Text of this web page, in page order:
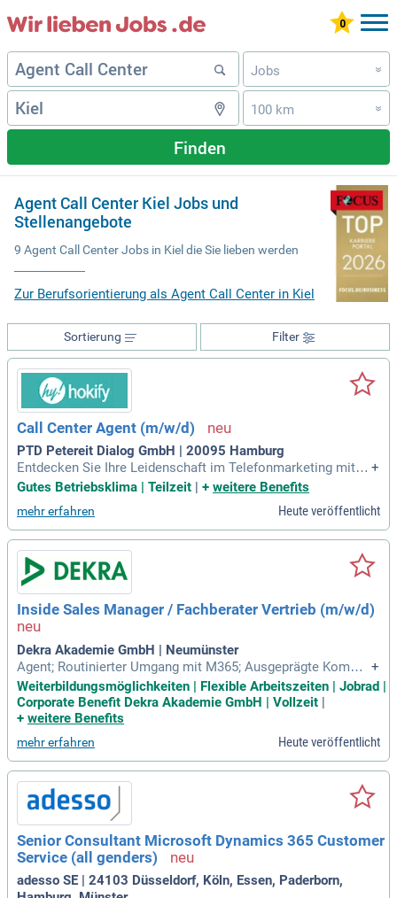
Jobs »
100 km »
Finden
Agent Call Center Kiel Jobs und
Stellenangebote
9 Agent Call Center Jobs in Kiel die Sie lieben werden
Zur Berufsorientierung als Agent Call Center in Kiel
Filter
Sortierung
Call Center Agent (m/w/d)
PTD Petereit Dialog GmbH | 20095 Hamburg
Entdecken Sie Ihre Leidenschaft im Telefonmarketing mit P
ETEREIT! Seit über 25 Jahren stehen wir für erfolgreichen V
unwohl in Ihrem aktuellen Job? Kommen Sie zu uns als Call
centeragent/in, Teilzeit oder Vollzeit – ganz nach Ihrem Wu
nsch! Genießen Sie spannende Projekte und erleben Sie uns
eren einzigartigen PETEREIT Spirit im Team. Vertrauen Sie
wie viele namhafte Kunden, darunter DIE ZEIT, auf unsere Qu
alität. Bewerben Sie sich jetzt und werden Sie Teil unserer E
rfolgsgeschichte!
+
Gutes Betriebsklima | Teilzeit
+ weitere Benefits
mehr erfahren Heute veröffentlicht
Inside Sales Manager / Fachberater Vertrieb (m/w/d)
Dekra Akademie GmbH | Neumünster
Agent; Routinierter Umgang mit M365; Ausgeprägte Kommu
nikationsstärke, Teamfähigkeit und verhandlungssicheres A
uftreten.
+
Weiterbildungsmöglichkeiten | Flexible Arbeitszeiten | Jobrad |
Corporate Benefit Dekra Akademie GmbH | Vollzeit |
+ weitere Benefits
mehr erfahren Heute veröffentlicht
Senior Consultant Microsoft Dynamics 365 Customer
Service (all genders)
adesso SE | 24103 Düsseldorf, Köln, Essen, Paderborn,